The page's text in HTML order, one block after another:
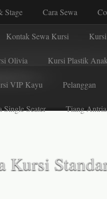
Stage Cara Sewa
Kontak Sewa Kursi
Olivia Kursi Plastik
VIP Kayu Pelanggan
Single Seater Tiang
Kursi